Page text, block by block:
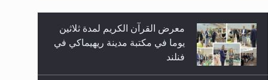
معرض القرآن الكريم لمدة ثلاثين
يوما في مكتبة مدينة ريهيماكي في
فنلند